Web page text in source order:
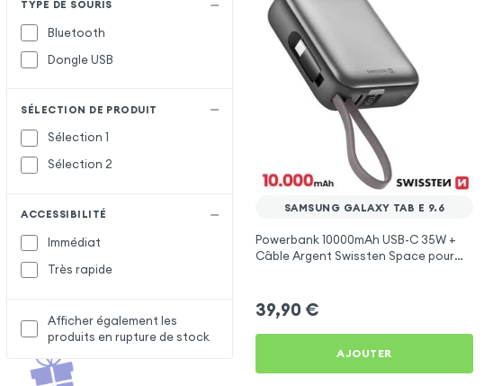
TYPE DE SOURIS
Bluetooth
Dongle USB
SÉLECTION DE PRODUIT
Sélection 1
Sélection 2
ACCESSIBILITÉ
Immédiat
Très rapide
Afficher également les
produits en rupture de stock
SAMSUNG GALAXY TAB E 9.6
Powerbank 10000mAh USB-C 35W +
Câble Argent Swissten Space pour
39,90 €
AJOUTER